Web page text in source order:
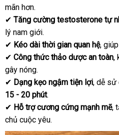
mãn hơn.
✔ Tăng cường testosterone tự
lý nam giới.
✔ Kéo dài thời gian quan hệ,
✔ Công thức thảo dược an toàn,
gây nóng.
✔ Dạng kẹo ngậm tiện lợi, dễ sử
15 - 20 phút.
✔ Hỗ trợ cương cứng mạnh mẽ,
chủ cuộc yêu.